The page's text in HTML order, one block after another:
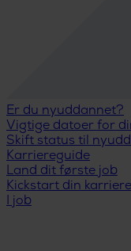
Er du nyuddannet?
Vigtige datoer for
Skift status til
Karriereguide
Land dit første job
Kickstart din karriere
I job